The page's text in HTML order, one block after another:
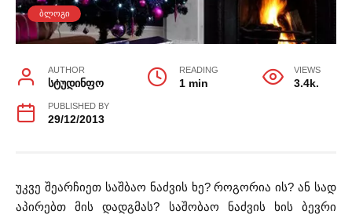
ᲑᲚᲝᲒᲘ
AUTHOR
სტუდინფო
READING
1 min
VIEWS
3.4k.
PUBLISHED BY
29/12/2013
უკვე შეარჩიეთ საშბაო ნაძვის ხე? როგორია ის? ან სად
აპირებთ მის დადგმას? საშობაო ნაძვის ხის ბევრი